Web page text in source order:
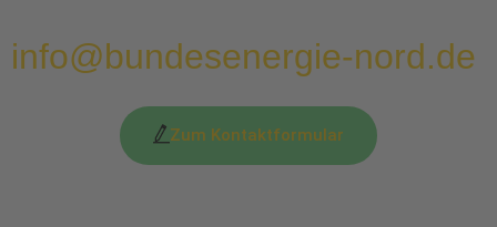
info@bundesenergie-nord.de
Zum Kontaktformular